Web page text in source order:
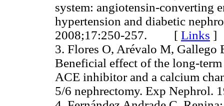
system: angiotensin-converting
hypertension and diabetic
2008;17:250-257. [ Links ]
3. Flores O, Arévalo M,
Beneficial effect of the long-
ACE inhibitor and a calcium
5/6 nephrectomy. Exp